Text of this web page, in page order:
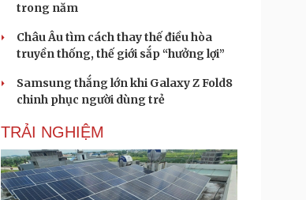
trong năm
Châu Âu tìm cách thay thế điều hòa
truyền thống, thế giới sắp “hưởng lợi”
Samsung thắng lớn khi Galaxy Z Fold8
chinh phục người dùng trẻ
TRẢI NGHIỆM